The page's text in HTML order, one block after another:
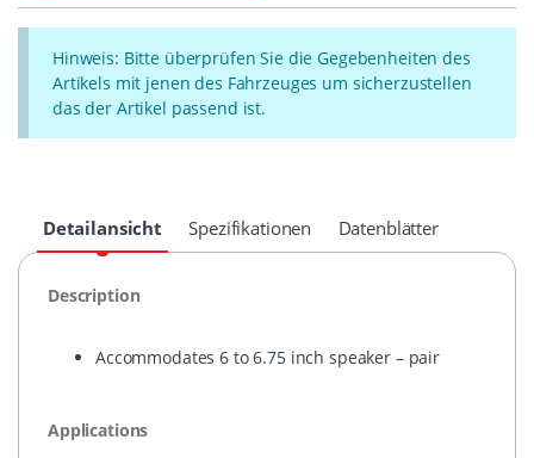
Hinweis: Bitte überprüfen Sie die Gegebenheiten des
Artikels mit jenen des Fahrzeuges um sicherzustellen
das der Artikel passend ist.
Detailansicht Spezifikationen Datenblätter
Description
Accommodates 6 to 6.75 inch speaker – pair
Applications